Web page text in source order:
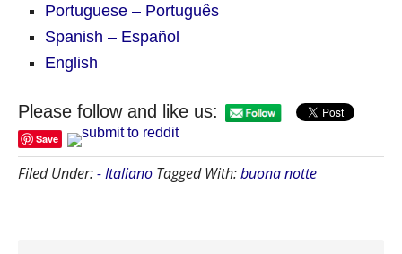
Portuguese – Português
Spanish – Español
English
Please follow and like us:
Save
Filed Under:- Italiano Tagged With:buona notte